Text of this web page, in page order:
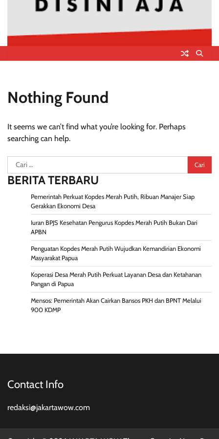
Nothing Found
It seems we can’t find what you’re looking for. Perhaps
searching can help.
Cari
untuk:
BERITA TERBARU
Pemerintah Perkuat Kopdes Merah Putih, Ribuan Manajer Siap
Gerakkan Ekonomi Desa
Iuran BPJS Kesehatan Pengurus Kopdes Merah Putih Bukan Dari
APBN
Penguatan Kopdes Merah Putih Wujudkan Kemandirian Ekonomi
Masyarakat Papua
Koperasi Desa Merah Putih Perkuat Layanan Desa dan Ketahanan
Pangan di Papua
Mensos: Pemerintah Akan Cairkan Bansos PKH dan BPNT Melalui
900 KDMP
Contact Info
redaksi@jakartawow.com